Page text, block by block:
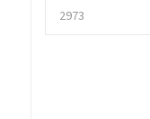
2973